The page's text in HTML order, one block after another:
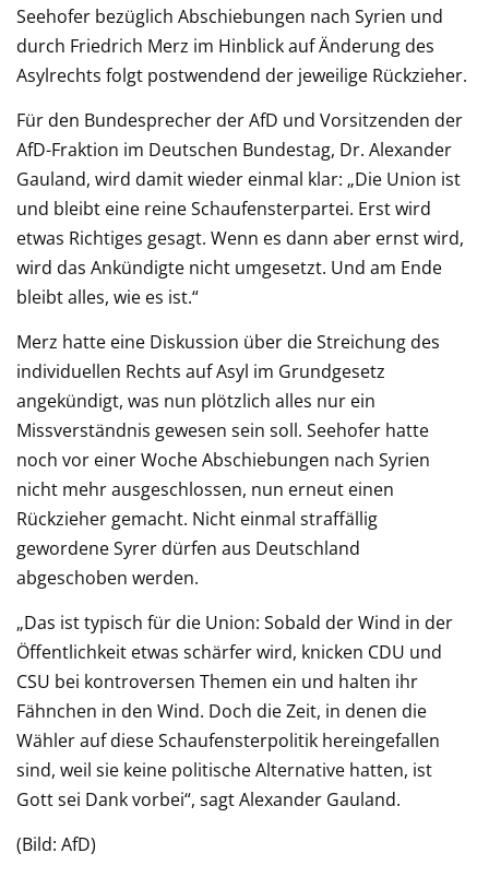
Seehofer bezüglich Abschiebungen nach Syrien und
durch Friedrich Merz im Hinblick auf Änderung des
Asylrechts folgt postwendend der jeweilige Rückzieher.
Für den Bundesprecher der AfD und Vorsitzenden der
AfD-Fraktion im Deutschen Bundestag, Dr. Alexander
Gauland, wird damit wieder einmal klar: „Die Union ist
und bleibt eine reine Schaufensterpartei. Erst wird
etwas Richtiges gesagt. Wenn es dann aber ernst wird,
wird das Ankündigte nicht umgesetzt. Und am Ende
bleibt alles, wie es ist.“
Merz hatte eine Diskussion über die Streichung des
individuellen Rechts auf Asyl im Grundgesetz
angekündigt, was nun plötzlich alles nur ein
Missverständnis gewesen sein soll. Seehofer hatte
noch vor einer Woche Abschiebungen nach Syrien
nicht mehr ausgeschlossen, nun erneut einen
Rückzieher gemacht. Nicht einmal straffällig
gewordene Syrer dürfen aus Deutschland
abgeschoben werden.
„Das ist typisch für die Union: Sobald der Wind in der
Öffentlichkeit etwas schärfer wird, knicken CDU und
CSU bei kontroversen Themen ein und halten ihr
Fähnchen in den Wind. Doch die Zeit, in denen die
Wähler auf diese Schaufensterpolitik hereingefallen
sind, weil sie keine politische Alternative hatten, ist
Gott sei Dank vorbei“, sagt Alexander Gauland.
(Bild: AfD)